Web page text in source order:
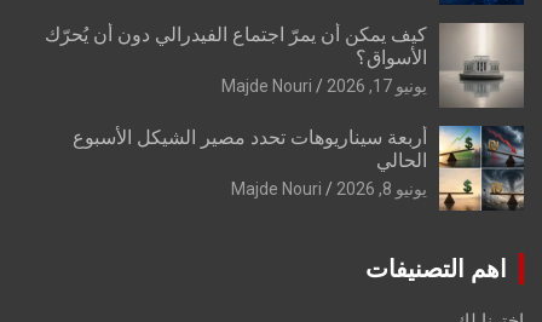
كيف يمكن أن يمرّ اجتماع الفيدرالي دون أن يُحرّك
الأسواق؟
يونيو 17, 2026 Majde Nouri
أربعة سيناريوهات تحدد مصير الشيكل الأسبوع
الحالي
يونيو 8, 2026 Majde Nouri
اهم التصنيفات